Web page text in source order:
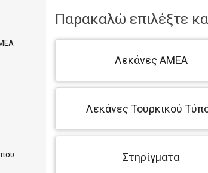
Παρακαλώ επιλέξτε
Λεκάνες ΑΜΕΑ
Λεκάνες Τουρκικού
Στηρίγματα